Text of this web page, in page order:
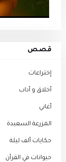
قصص
إختراعات
أخلاق و أداب
أغاني
المزرعة السعيدة
حكايات ألف ليلة
حيوانات في القرأن